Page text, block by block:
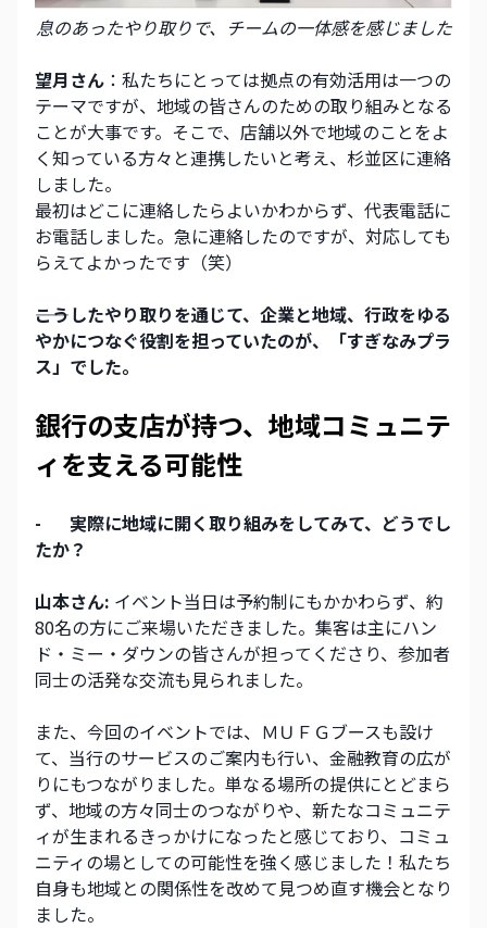
息のあったやり取りで、チームの一体感を感じました
望月さん ：私たちにとっては拠点の有効活用は一つの
テーマですが、地域の皆さんのための取り組みとなる
ことが大事です。そこで、店舗以外で地域のことをよ
く知っている方々と連携したいと考え、杉並区に連絡
しました。
最初はどこに連絡したらよいかわからず、代表電話に
お電話しました。急に連絡したのですが、対応しても
らえてよかったです（笑）
――こうしたやり取りを通じて、企業と地域、行政をゆる
やかにつなぐ役割を担っていたのが、「すぎなみプラ
ス」でした。
銀行の支店が持つ、地域コミュニテ
ィを支える可能性
-
実際に地域に開く取り組みをしてみて、どうでし
たか？
山本さん: イベント当日は予約制にもかかわらず、約
80名の方にご来場いただきました。集客は主にハン
ド・ミー・ダウンの皆さんが担ってくださり、参加者
同士の活発な交流も見られました。
また、今回のイベントでは、ＭＵＦＧブースも設け
て、当行のサービスのご案内も行い、金融教育の広が
りにもつながりました。単なる場所の提供にとどまら
ず、地域の方々同士のつながりや、新たなコミュニテ
ィが生まれるきっかけになったと感じており、コミュ
ニティの場としての可能性を強く感じました！私たち
自身も地域との関係性を改めて見つめ直す機会となり
ました。